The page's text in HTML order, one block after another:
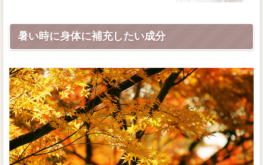
暑い時に身体に補充したい成分